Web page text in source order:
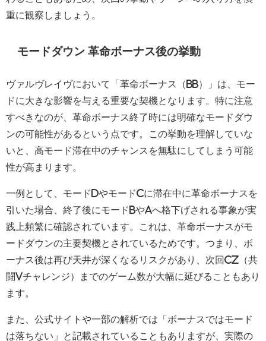
重に観察しましょう。
モードダウン 革命ボーナス後の挙動
ヴァルヴレイヴにおいて「革命ボーナス（BB）」は、モー
ドに大きな影響を与える重要な契機となります。特に注意
すべきなのが、革命ボーナス終了時には明確なモードダウ
ンの可能性があるという点です。この挙動を理解していな
いと、高モード滞在中のチャンスを無駄にしてしまう可能
性が高まります。
一例として、モードDやモードCに滞在中に革命ボーナスを
引いた場合、終了後にモードBやAへ格下げされる事象が実
践上頻繁に確認されています。これは、革命ボーナスがモ
ードダウンの主要契機とされているためです。つまり、ボ
ーナス後は再び天井が深くなるリスクがあり、次回CZ（共
闘Vチャレンジ）までのゲーム数が大幅に延びることもあり
ます。
また、公式サイトや一部の解析では「ボーナスではモード
は落ちない」と記載されていることもありますが、実際の